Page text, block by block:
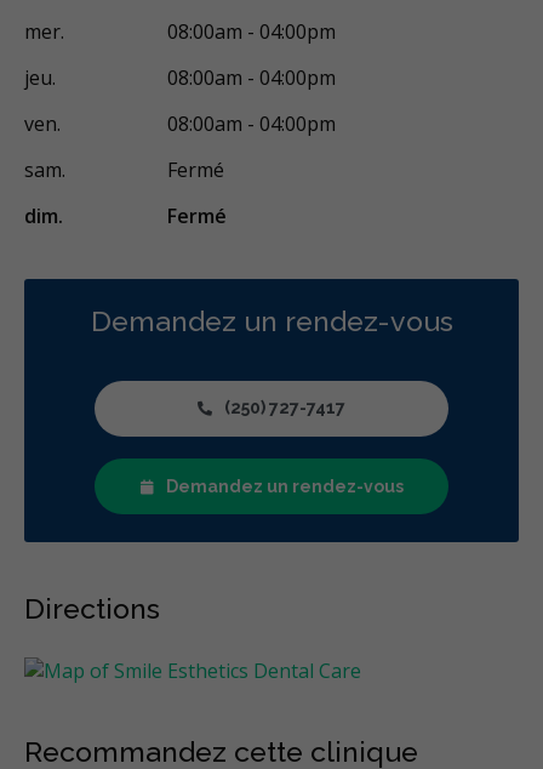
mer.
08:00am - 04:00pm
jeu.
08:00am - 04:00pm
ven.
08:00am - 04:00pm
sam.
Fermé
dim.
Fermé
Demandez un rendez-vous
(250) 727-7417
Demandez un rendez-vous
Directions
Recommandez cette clinique